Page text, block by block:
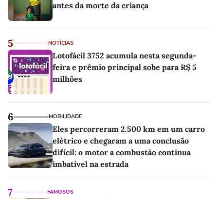
antes da morte da criança
5 NOTÍCIAS
Lotofácil 3752 acumula nesta segunda-
feira e prêmio principal sobe para R$ 5
milhões
6 MOBILIDADE
Eles percorreram 2.500 km em um carro
elétrico e chegaram a uma conclusão
difícil: o motor a combustão continua
imbatível na estrada
7 FAMOSOS